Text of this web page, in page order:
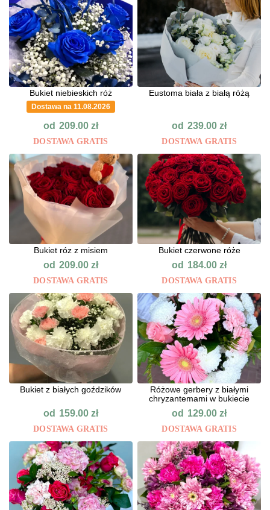
Bukiet niebieskich róż
Dostawa na 11.08.2026
od 209.00 zł
DOSTAWA GRATIS
Eustoma biała z białą różą
od 239.00zł
DOSTAWA GRATIS
Bukiet róz z misiem
od 209.00 zł
DOSTAWA GRATIS
Bukiet czerwone róże
od 184.00zł
DOSTAWA GRATIS
Bukiet z białych goździków
od 159.00 zł
DOSTAWA GRATIS
Różowe gerbery z białymi
chryzantemami w bukiecie
od 129.00zł
DOSTAWA GRATIS